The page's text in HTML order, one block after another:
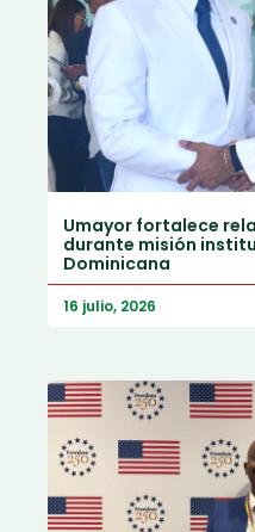
Umayor fortalece
durante misión
Dominicana
16 julio, 2026